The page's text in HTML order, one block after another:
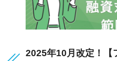
2025年10月改定！【